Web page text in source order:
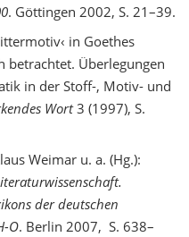
. Göttingen 2002, S. 21–39.
in Goethes
betrachtet. Überlegungen
in der Stoff-, Motiv- und
Wort3 (1997), S.
Weimar u. a. (Hg.):
senschaft.
der deutschen
O. Berlin 2007, S. 638–